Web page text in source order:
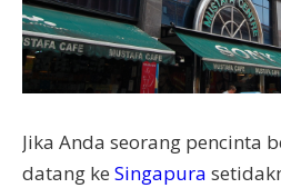
Jika Anda seorang pencinta
datang ke Singapura